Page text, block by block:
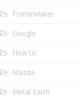
FrameMaker
Google
HowTo
Mazda
Metal Earth